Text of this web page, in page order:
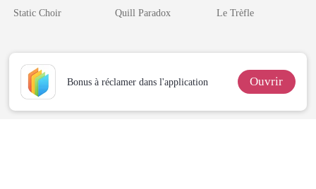
l'héritière
Static Choir
de l'Héritière
Quill Paradox
Père Si
Le Trèfle
Bonus à réclamer dans l'application Ouvrir